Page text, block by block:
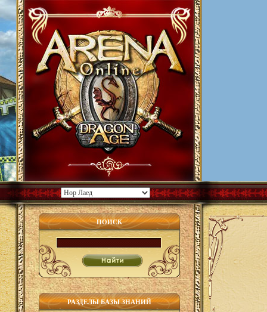
ПОИСК
РАЗДЕЛЫ БАЗЫ ЗНАНИЙ